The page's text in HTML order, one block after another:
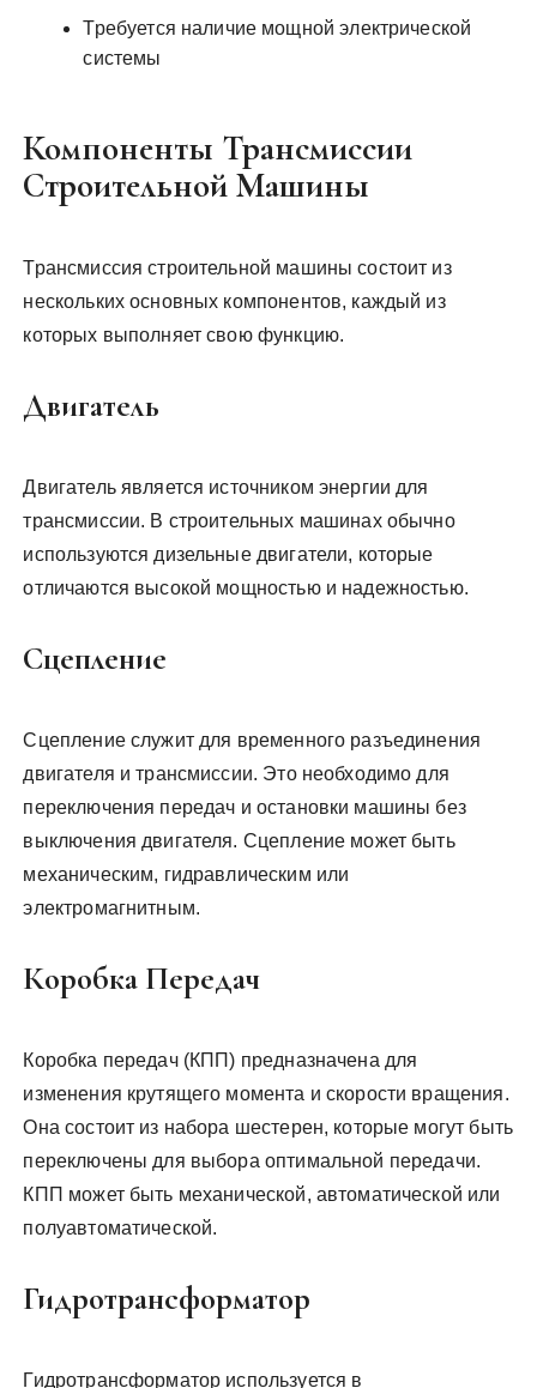
Требуется наличие мощной электрической
системы
Компоненты Трансмиссии
Строительной Машины
Трансмиссия строительной машины состоит из
нескольких основных компонентов, каждый из
которых выполняет свою функцию.
Двигатель
Двигатель является источником энергии для
трансмиссии. В строительных машинах обычно
используются дизельные двигатели, которые
отличаются высокой мощностью и надежностью.
Сцепление
Сцепление служит для временного разъединения
двигателя и трансмиссии. Это необходимо для
переключения передач и остановки машины без
выключения двигателя. Сцепление может быть
механическим, гидравлическим или
электромагнитным.
Коробка Передач
Коробка передач (КПП) предназначена для
изменения крутящего момента и скорости вращения.
Она состоит из набора шестерен, которые могут быть
переключены для выбора оптимальной передачи.
КПП может быть механической, автоматической или
полуавтоматической.
Гидротрансформатор
Гидротрансформатор используется в